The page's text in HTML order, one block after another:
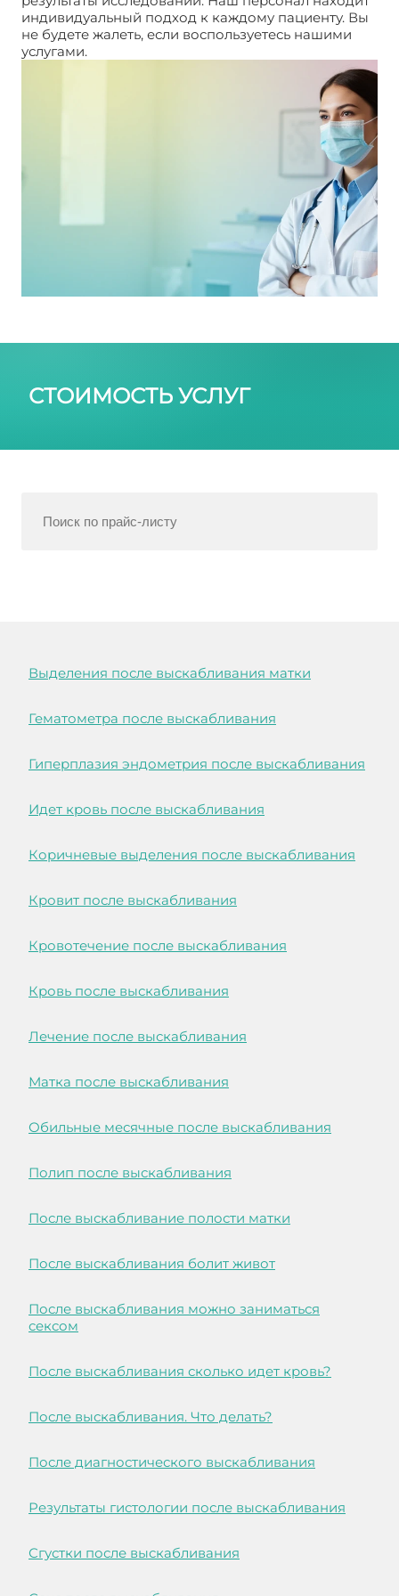
индивидуальный подход к каждому пациенту. Вы
не будете жалеть, если воспользуетесь нашими
услугами.
СТОИМОСТЬ УСЛУГ
Выделения после выскабливания матки
Гематометра после выскабливания
Гиперплазия эндометрия после выскабливания
Идет кровь после выскабливания
Коричневые выделения после выскабливания
Кровит после выскабливания
Кровотечение после выскабливания
Кровь после выскабливания
Лечение после выскабливания
Матка после выскабливания
Обильные месячные после выскабливания
Полип после выскабливания
После выскабливание полости матки
После выскабливания болит живот
После выскабливания можно заниматься
сексом
После выскабливания сколько идет кровь?
После выскабливания. Что делать?
После диагностического выскабливания
Результаты гистологии после выскабливания
Сгустки после выскабливания